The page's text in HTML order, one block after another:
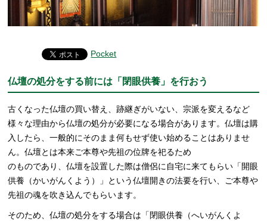
Pocket
仏壇の処分をする前には「閉眼供養」を行おう
古くなった仏壇の買い替え、跡継ぎがいない、宗派を変えるなど
様々な理由から仏壇の処分が必要になる場合があります。仏壇は購
入したら、一般的にそのまま何もせず使い始めることはありませ
ん。仏壇とは本来ご本尊や先祖の位牌を祀るため
のものであり、仏壇を設置した際は僧侶に自宅に来てもらい「開眼
供養（かいがんくよう）」という仏壇開きの法要を行い、ご本尊や
先祖の魂を吹き込んでもらいます。
そのため、仏壇の処分をする場合は「閉眼供養（へいがんくよ